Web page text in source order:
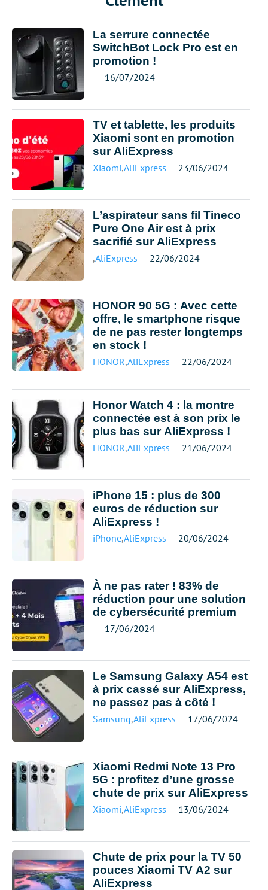
La serrure connectée
SwitchBot Lock Pro est en
promotion !
16/07/2024
TV et tablette, les produits
Xiaomi sont en promotion
sur AliExpress
Xiaomi,AliExpress 23/06/2024
L’aspirateur sans fil Tineco
Pure One Air est à prix
sacrifié sur AliExpress
,AliExpress 22/06/2024
HONOR 90 5G : Avec cette
offre, le smartphone risque
de ne pas rester longtemps
en stock !
HONOR,AliExpress 22/06/2024
Honor Watch 4 : la montre
connectée est à son prix le
plus bas sur AliExpress !
HONOR,AliExpress 21/06/2024
iPhone 15 : plus de 300
euros de réduction sur
AliExpress !
iPhone,AliExpress 20/06/2024
À ne pas rater ! 83% de
réduction pour une solution
de cybersécurité premium
17/06/2024
Le Samsung Galaxy A54 est
à prix cassé sur AliExpress,
ne passez pas à côté !
Samsung,AliExpress 17/06/2024
Xiaomi Redmi Note 13 Pro
5G : profitez d’une grosse
chute de prix sur AliExpress
Xiaomi,AliExpress 13/06/2024
Chute de prix pour la TV 50
pouces Xiaomi TV A2 sur
AliExpress